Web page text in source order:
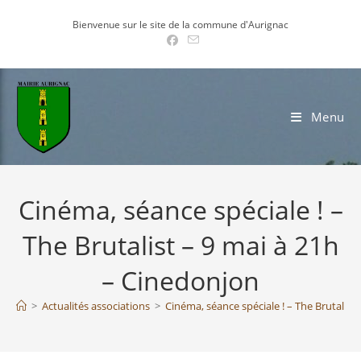
Bienvenue sur le site de la commune d'Aurignac
Menu
Cinéma, séance spéciale ! –
The Brutalist – 9 mai à 21h
– Cinedonjon
> Actualités associations > Cinéma, séance spéciale ! – The